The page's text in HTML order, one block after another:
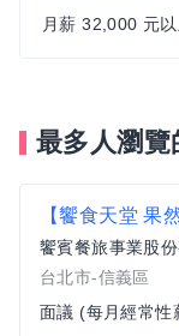
月薪 32,000 元以
最多人瀏覽
饗賓餐旅事業股
台北市-信義區
面議 (每月經常性